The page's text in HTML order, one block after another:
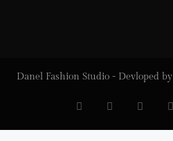
Danel Fashion Studio - Devloped by